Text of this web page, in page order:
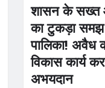
शासन के सख्त
का टुकड़ा समझ
पालिका! अवैध
विकास कार्य
अभयदान